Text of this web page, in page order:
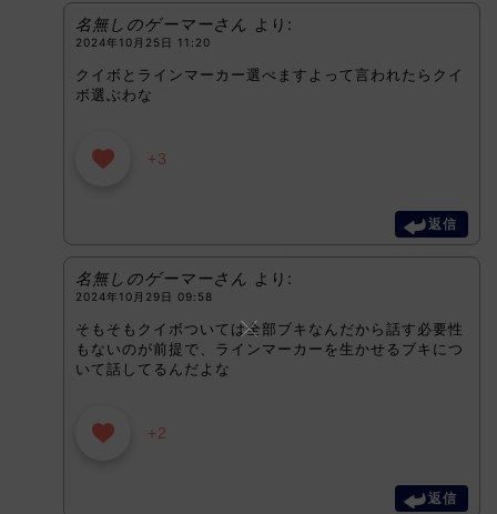
名無しのゲーマーさん より:
2024年10月25日 11:20
クイボとラインマーカー選べますよって言われたらクイ
ボ選ぶわな
+3
返信
名無しのゲーマーさん より:
2024年10月29日 09:58
そもそもクイボついては全部ブキなんだから話す必要性
もないのが前提で、ラインマーカーを生かせるブキにつ
いて話してるんだよな
+2
返信